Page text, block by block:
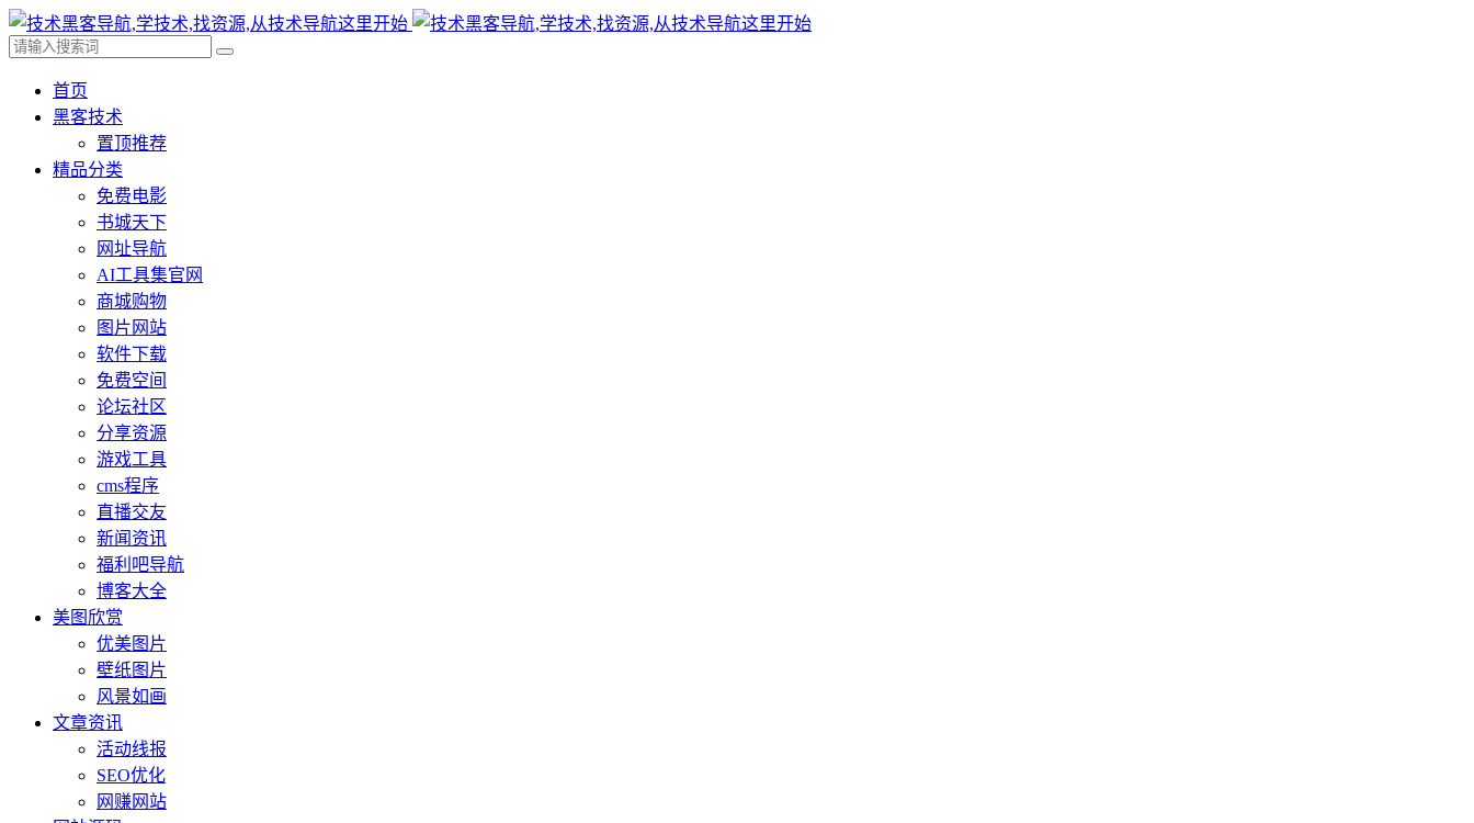
首页
黑客技术
置顶推荐
精品分类
免费电影
书城天下
网址导航
AI工具集官网
商城购物
图片网站
软件下载
免费空间
论坛社区
分享资源
游戏工具
cms程序
直播交友
新闻资讯
福利吧导航
博客大全
美图欣赏
优美图片
壁纸图片
风景如画
文章资讯
活动线报
SEO优化
网赚网站